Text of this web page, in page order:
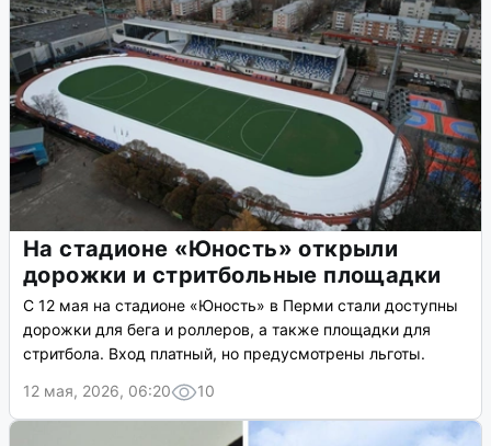
На стадионе «Юность» открыли
дорожки и стритбольные площадки
С 12 мая на стадионе «Юность» в Перми стали доступны
дорожки для бега и роллеров, а также площадки для
стритбола. Вход платный, но предусмотрены льготы.
12 мая, 2026, 06:20
10